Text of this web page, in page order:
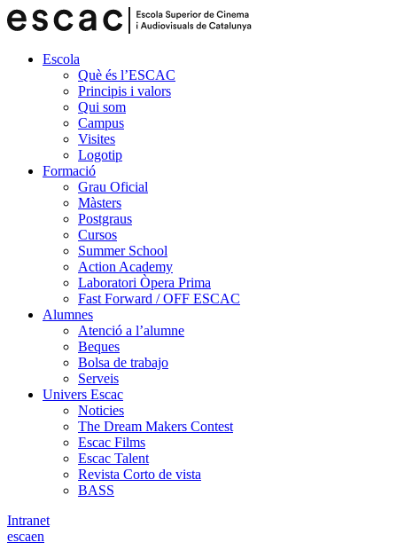
Escola
Què és l’ESCAC
Principis i valors
Qui som
Campus
Visites
Logotip
Formació
Grau Oficial
Màsters
Postgraus
Cursos
Summer School
Action Academy
Laboratori Òpera Prima
Fast Forward / OFF ESCAC
Alumnes
Atenció a l’alumne
Beques
Bolsa de trabajo
Serveis
Univers Escac
Noticies
The Dream Makers Contest
Escac Films
Escac Talent
Revista Corto de vista
BASS
Intranet
escaen